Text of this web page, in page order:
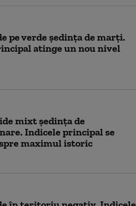
pe verde ședința de marți.
atinge un nou nivel
mixt ședința de
Indicele principal se
maximul istoric